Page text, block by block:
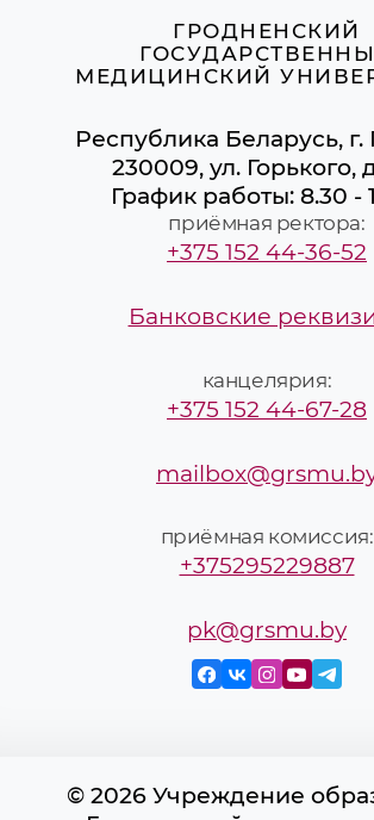
ГРОДНЕНСКИЙ
МЕДИЦИНСКИЙ
Республика Беларусь, г.
230009, ул. Горького,
График работы: 8.30 -
приёмная ректора:
+375 152 44-36-52
Банковские
канцелярия:
+375 152 44-67-28
приёмная комиссия:
+375295229887
pk@grsmu.by
© 2026 Учреждение